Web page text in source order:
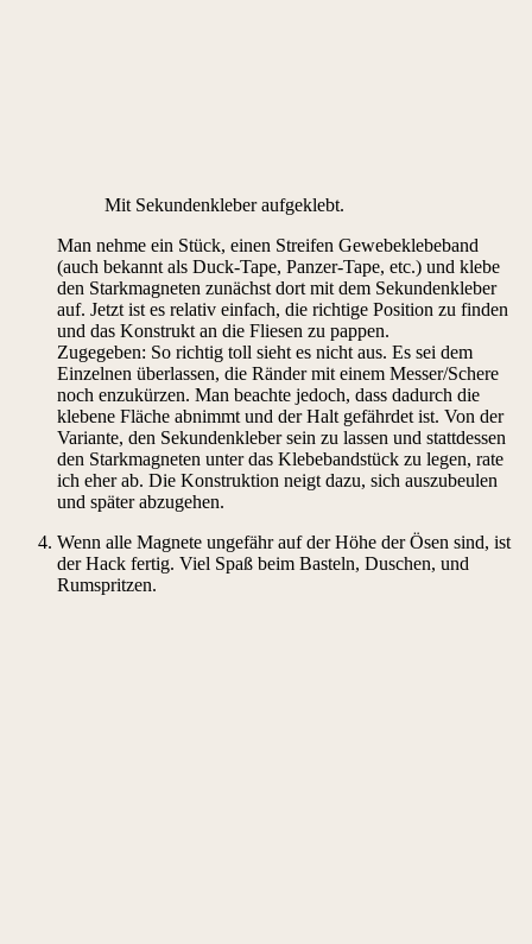
Mit Sekundenkleber aufgeklebt.
Man nehme ein Stück, einen Streifen Gewebeklebeband
(auch bekannt als Duck-Tape, Panzer-Tape, etc.) und klebe
den Starkmagneten zunächst dort mit dem Sekundenkleber
auf. Jetzt ist es relativ einfach, die richtige Position zu finden
und das Konstrukt an die Fliesen zu pappen.
Zugegeben: So richtig toll sieht es nicht aus. Es sei dem
Einzelnen überlassen, die Ränder mit einem Messer/Schere
noch enzukürzen. Man beachte jedoch, dass dadurch die
klebene Fläche abnimmt und der Halt gefährdet ist. Von der
Variante, den Sekundenkleber sein zu lassen und stattdessen
den Starkmagneten unter das Klebebandstück zu legen, rate
ich eher ab. Die Konstruktion neigt dazu, sich auszubeulen
und später abzugehen.
Wenn alle Magnete ungefähr auf der Höhe der Ösen sind, ist
der Hack fertig. Viel Spaß beim Basteln, Duschen, und
Rumspritzen.